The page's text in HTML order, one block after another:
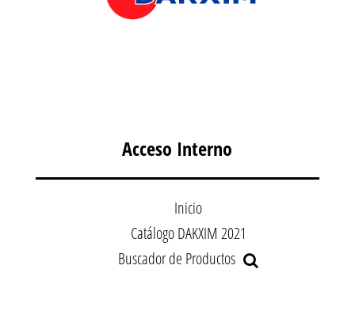
Acceso Interno
Inicio
Catálogo DAKXIM 2021
Buscador de Productos